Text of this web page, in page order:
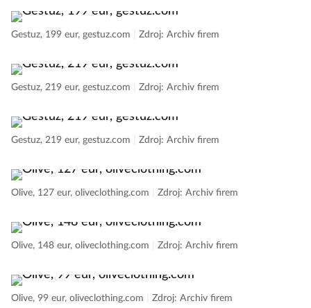
Gestuz, 199 eur, gestuz.com Zdroj: Archiv firem
Gestuz, 219 eur, gestuz.com Zdroj: Archiv firem
Gestuz, 219 eur, gestuz.com Zdroj: Archiv firem
Olive, 127 eur, oliveclothing.com Zdroj: Archiv firem
Olive, 148 eur, oliveclothing.com Zdroj: Archiv firem
Olive, 99 eur, oliveclothing.com Zdroj: Archiv firem